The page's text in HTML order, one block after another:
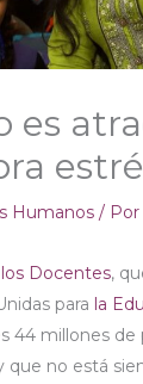
es
Humanos / Por
Docentes,
para la
44 millones
no está